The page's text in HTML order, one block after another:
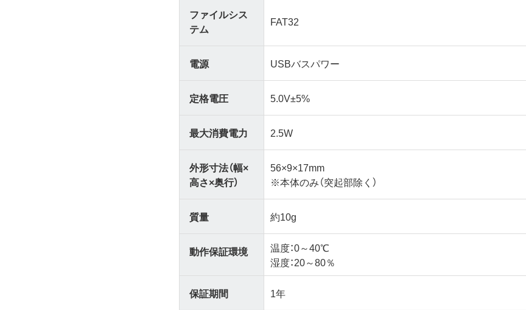
ファイルシス
テム
FAT32
電源 USBバスパワー
定格電圧 5.0V±5%
最大消費電力 2.5W
外形寸法（幅×
高さ×奥行）
56×9×17mm
※本体のみ（突起部除く）
質量 約10g
動作保証環境
温度：0～40℃
湿度：20～80％
保証期間 1年